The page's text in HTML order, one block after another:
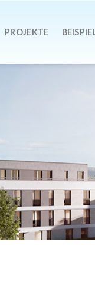
PROJEKTE